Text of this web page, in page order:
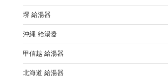
堺 給湯器
沖縄 給湯器
甲信越 給湯器
北海道 給湯器